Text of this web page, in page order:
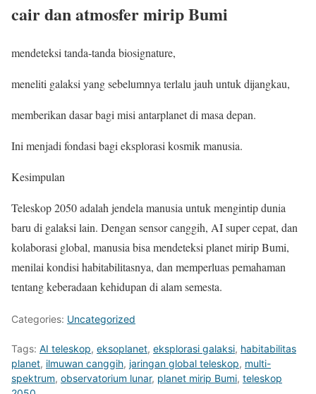
cair dan atmosfer mirip Bumi
mendeteksi tanda-tanda biosignature,
meneliti galaksi yang sebelumnya terlalu jauh untuk dijangkau,
memberikan dasar bagi misi antarplanet di masa depan.
Ini menjadi fondasi bagi eksplorasi kosmik manusia.
Kesimpulan
Teleskop 2050 adalah jendela manusia untuk mengintip dunia
baru di galaksi lain. Dengan sensor canggih, AI super cepat, dan
kolaborasi global, manusia bisa mendeteksi planet mirip Bumi,
menilai kondisi habitabilitasnya, dan memperluas pemahaman
tentang keberadaan kehidupan di alam semesta.
Categories: Uncategorized
Tags: AI teleskop, eksoplanet, eksplorasi galaksi, habitabilitas
planet, ilmuwan canggih, jaringan global teleskop, multi-
spektrum, observatorium lunar, planet mirip Bumi, teleskop